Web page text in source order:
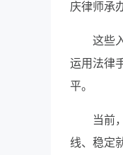
庆律师承
这些
运用法律
平。
当前
线、稳定